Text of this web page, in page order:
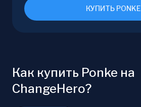
КУПИТЬ PONKE
Как купить Ponke на
ChangeHero?